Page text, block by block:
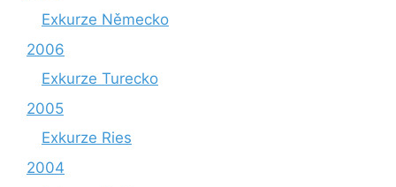
Exkurze Německo
2006
Exkurze Turecko
2005
Exkurze Ries
2004